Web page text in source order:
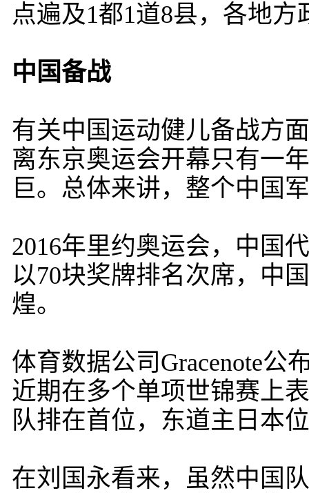
点遍及1都1道8县，各地
中国备战
有关中国运动健儿备战方
离东京奥运会开幕只有一
巨。总体来讲，整个中国
2016年里约奥运会，中国
以70块奖牌排名次席，中
煌。
体育数据公司Gracenote公
近期在多个单项世锦赛上
队排在首位，东道主日本
在刘国永看来，虽然中国